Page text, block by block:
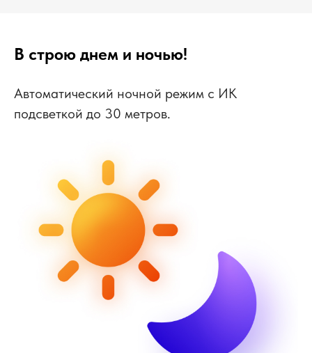
В строю днем и ночью!
Автоматический ночной режим с ИК
подсветкой до 30 метров.